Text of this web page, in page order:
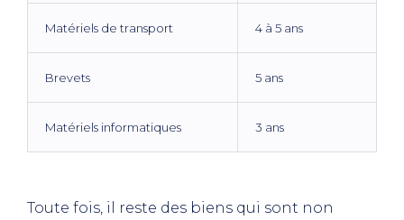
Matériels de transport 4 à 5 ans
Brevets 5 ans
Matériels informatiques 3 ans
Toute fois, il reste des biens qui sont non